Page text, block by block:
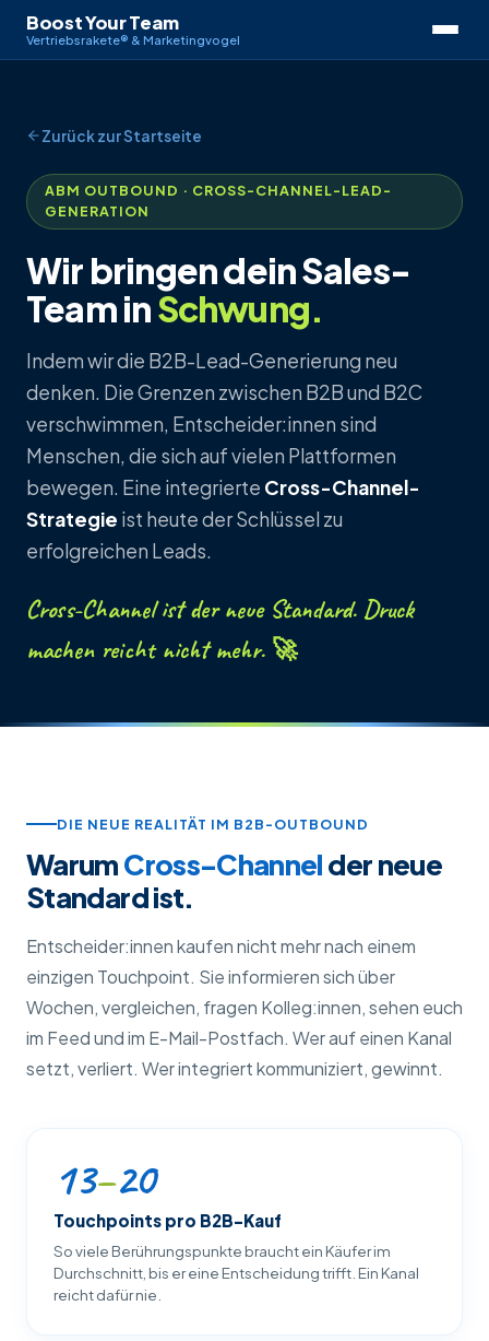
Boost Your Team
Vertriebsrakete® & Marketingvogel
Zurück zur Startseite
ABM OUTBOUND · CROSS-CHANNEL-LEAD-
GENERATION
Wir bringen dein Sales-
Team inSchwung.
Indem wir die B2B-Lead-Generierung neu
denken. Die Grenzen zwischen B2B und B2C
verschwimmen, Entscheider:innen sind
Menschen, die sich auf vielen Plattformen
bewegen. Eine integrierte Cross-Channel-
Strategie ist heute der Schlüssel zu
erfolgreichen Leads.
Cross-Channel ist der neue Standard. Druck
machen reicht nicht mehr. 🚀
DIE NEUE REALITÄT IM B2B-OUTBOUND
WarumCross-Channelder neue
Standard ist.
Entscheider:innen kaufen nicht mehr nach einem
einzigen Touchpoint. Sie informieren sich über
Wochen, vergleichen, fragen Kolleg:innen, sehen euch
im Feed und im E-Mail-Postfach. Wer auf einen Kanal
setzt, verliert. Wer integriert kommuniziert, gewinnt.
13–20
Touchpoints pro B2B-Kauf
So viele Berührungspunkte braucht ein Käufer im
Durchschnitt, bis er eine Entscheidung trifft. Ein Kanal
reicht dafür nie.